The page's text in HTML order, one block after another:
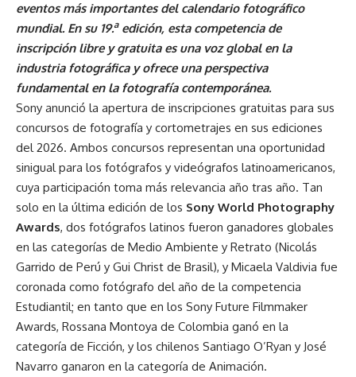
eventos más importantes del calendario fotográfico
mundial. En su 19.aedición, esta competencia de
inscripción libre y gratuita es una voz global en la
industria fotográfica y ofrece una perspectiva
fundamental en la fotografía contemporánea.
Sony anunció la apertura de inscripciones gratuitas para sus
concursos de fotografía y cortometrajes en sus ediciones
del 2026. Ambos concursos representan una oportunidad
sinigual para los fotógrafos y videógrafos latinoamericanos,
cuya participación toma más relevancia año tras año. Tan
solo en la última edición de los Sony World Photography
Awards, dos fotógrafos latinos fueron ganadores globales
en las categorías de Medio Ambiente y Retrato (Nicolás
Garrido de Perú y Gui Christ de Brasil), y Micaela Valdivia fue
coronada como fotógrafo del año de la competencia
Estudiantil; en tanto que en los Sony Future Filmmaker
Awards, Rossana Montoya de Colombia ganó en la
categoría de Ficción, y los chilenos Santiago O’Ryan y José
Navarro ganaron en la categoría de Animación.